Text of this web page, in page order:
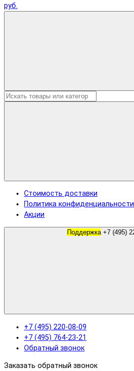
руб.
Стоимость доставки
Политика конфиденциальности
Акции
Поддержка
+7 (495) 220-08-09
+7 (495) 764-23-21
Обратный звонок
Заказать обратный звонок